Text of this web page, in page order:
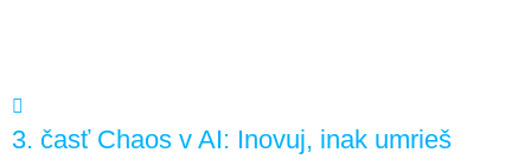
3. časť Chaos v AI: Inovuj, inak umrieš